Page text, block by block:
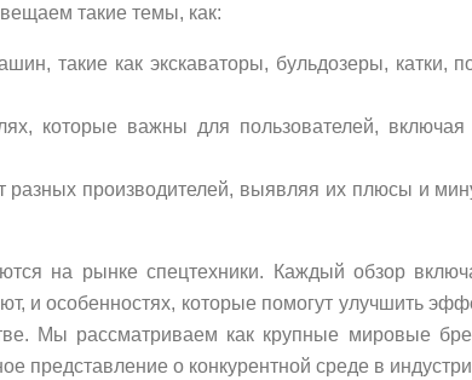
такие темы, как:
такие как экскаваторы, бульдозеры, катки,
которые важны для пользователей,
производителей, выявляя их плюсы и
на рынке спецтехники. Каждый обзор
и особенностях, которые помогут улучшить
Мы рассматриваем как крупные мировые
представление о конкурентной среде в